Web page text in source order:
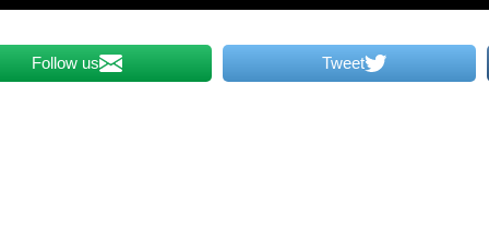
Tweet
Follow us